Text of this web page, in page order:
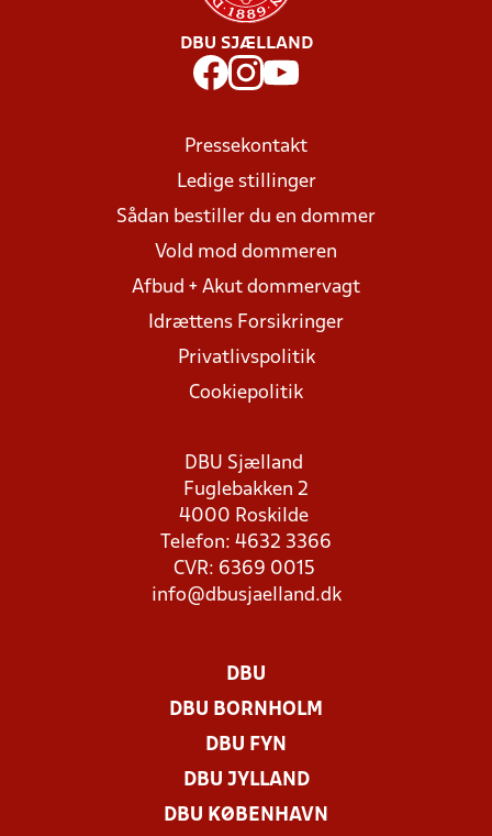
DBU SJÆLLAND
Pressekontakt
Ledige stillinger
Sådan bestiller du en dommer
Vold mod dommeren
Afbud + Akut dommervagt
Idrættens Forsikringer
Privatlivspolitik
Cookiepolitik
DBU Sjælland
Fuglebakken 2
4000 Roskilde
Telefon: 4632 3366
CVR: 6369 0015
info@dbusjaelland.dk
DBU
DBU BORNHOLM
DBU FYN
DBU JYLLAND
DBU KØBENHAVN